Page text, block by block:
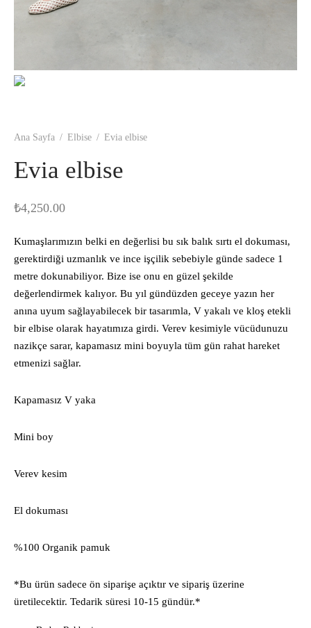
Ana Sayfa / Elbise / Evia elbise
Evia elbise
₺4,250.00
Kumaşlarımızın belki en değerlisi bu sık balık sırtı el dokuması,
gerektirdiği uzmanlık ve ince işçilik sebebiyle günde sadece 1
metre dokunabiliyor. Bize ise onu en güzel şekilde
değerlendirmek kalıyor. Bu yıl gündüzden geceye yazın her
anına uyum sağlayabilecek bir tasarımla, V yakalı ve kloş etekli
bir elbise olarak hayatımıza girdi. Verev kesimiyle vücüdunuzu
nazikçe sarar, kapamasız mini boyuyla tüm gün rahat hareket
etmenizi sağlar.
Kapamasız V yaka
Mini boy
Verev kesim
El dokuması
%100 Organik pamuk
*Bu ürün sadece ön siparişe açıktır ve sipariş üzerine
üretilecektir. Tedarik süresi 10-15 gündür.*